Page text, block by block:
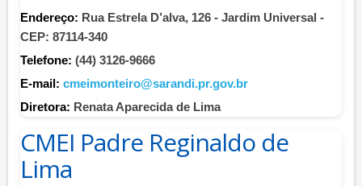
Endereço: Rua Estrela D’alva, 126 - Jardim Universal -
CEP: 87114-340
Telefone: (44) 3126-9666
E-mail: cmeimonteiro@sarandi.pr.gov.br
Diretora: Renata Aparecida de Lima
CMEI Padre Reginaldo de
Lima